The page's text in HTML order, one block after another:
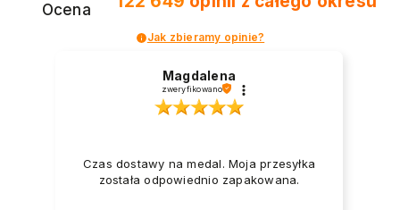
Ocena
Jak zbieramy opinie?
Magdalena
zweryfikowano
Czas dostawy na medal. Moja przesyłka
została odpowiednio zapakowana.